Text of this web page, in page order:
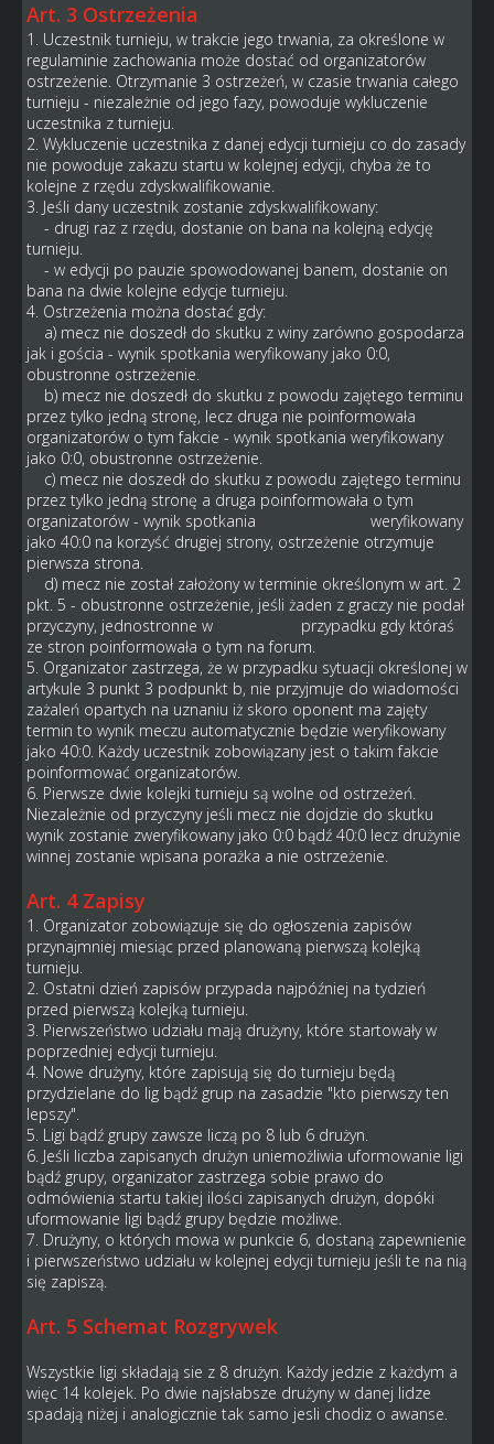
Art. 3 Ostrzeżenia
1. Uczestnik turnieju, w trakcie jego trwania, za określone w
regulaminie zachowania może dostać od organizatorów
ostrzeżenie. Otrzymanie 3 ostrzeżeń, w czasie trwania całego
turnieju - niezależnie od jego fazy, powoduje wykluczenie
uczestnika z turnieju.
2. Wykluczenie uczestnika z danej edycji turnieju co do zasady
nie powoduje zakazu startu w kolejnej edycji, chyba że to
kolejne z rzędu zdyskwalifikowanie.
3. Jeśli dany uczestnik zostanie zdyskwalifikowany:
- drugi raz z rzędu, dostanie on bana na kolejną edycję
turnieju.
- w edycji po pauzie spowodowanej banem, dostanie on
bana na dwie kolejne edycje turnieju.
4. Ostrzeżenia można dostać gdy:
a) mecz nie doszedł do skutku z winy zarówno gospodarza
jak i gościa - wynik spotkania weryfikowany jako 0:0,
obustronne ostrzeżenie.
b) mecz nie doszedł do skutku z powodu zajętego terminu
przez tylko jedną stronę, lecz druga nie poinformowała
organizatorów o tym fakcie - wynik spotkania weryfikowany
jako 0:0, obustronne ostrzeżenie.
c) mecz nie doszedł do skutku z powodu zajętego terminu
przez tylko jedną stronę a druga poinformowała o tym
organizatorów - wynik spotkania weryfikowany
jako 40:0 na korzyść drugiej strony, ostrzeżenie otrzymuje
pierwsza strona.
d) mecz nie został założony w terminie określonym w art. 2
pkt. 5 - obustronne ostrzeżenie, jeśli żaden z graczy nie podał
przyczyny, jednostronne w przypadku gdy któraś
ze stron poinformowała o tym na forum.
5. Organizator zastrzega, że w przypadku sytuacji określonej w
artykule 3 punkt 3 podpunkt b, nie przyjmuje do wiadomości
zażaleń opartych na uznaniu iż skoro oponent ma zajęty
termin to wynik meczu automatycznie będzie weryfikowany
jako 40:0. Każdy uczestnik zobowiązany jest o takim fakcie
poinformować organizatorów.
6. Pierwsze dwie kolejki turnieju są wolne od ostrzeżeń.
Niezależnie od przyczyny jeśli mecz nie dojdzie do skutku
wynik zostanie zweryfikowany jako 0:0 bądź 40:0 lecz drużynie
winnej zostanie wpisana porażka a nie ostrzeżenie.
Art. 4 Zapisy
1. Organizator zobowiązuje się do ogłoszenia zapisów
przynajmniej miesiąc przed planowaną pierwszą kolejką
turnieju.
2. Ostatni dzień zapisów przypada najpóźniej na tydzień
przed pierwszą kolejką turnieju.
3. Pierwszeństwo udziału mają drużyny, które startowały w
poprzedniej edycji turnieju.
4. Nowe drużyny, które zapisują się do turnieju będą
przydzielane do lig bądź grup na zasadzie "kto pierwszy ten
lepszy".
5. Ligi bądź grupy zawsze liczą po 8 lub 6 drużyn.
6. Jeśli liczba zapisanych drużyn uniemożliwia uformowanie ligi
bądź grupy, organizator zastrzega sobie prawo do
odmówienia startu takiej ilości zapisanych drużyn, dopóki
uformowanie ligi bądź grupy będzie możliwe.
7. Drużyny, o których mowa w punkcie 6, dostaną zapewnienie
i pierwszeństwo udziału w kolejnej edycji turnieju jeśli te na nią
się zapiszą.
Art. 5 Schemat Rozgrywek
Wszystkie ligi składają sie z 8 drużyn. Każdy jedzie z każdym a
więc 14 kolejek. Po dwie najsłabsze drużyny w danej lidze
spadają niżej i analogicznie tak samo jesli chodiz o awanse.